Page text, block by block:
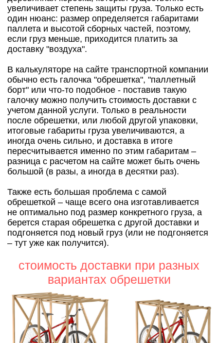
увеличивает степень защиты груза. Только есть
один нюанс: размер определяется габаритами
паллета и высотой сборных частей, поэтому,
если груз меньше, приходится платить за
доставку "воздуха".
В калькуляторе на сайте транспортной компании
обычно есть галочка "обрешетка", "паллетный
борт" или что-то подобное - поставив такую
галочку можно получить стоимость доставки с
учетом данной услуги. Только в реальности
после обрешетки, или любой другой упаковки,
итоговые габариты груза увеличиваются, а
иногда очень сильно, и доставка в итоге
пересчитывается именно по этим габаритам –
разница с расчетом на сайте может быть очень
большой (в разы, а иногда в десятки раз).
Также есть большая проблема с самой
обрешеткой – чаще всего она изготавливается
не оптимально под размер конкретного груза, а
берется старая обрешетка с другой доставки и
подгоняется под новый груз (или не подгоняется
– тут уже как получится).
стоимость доставки при разных
вариантах обрешетки